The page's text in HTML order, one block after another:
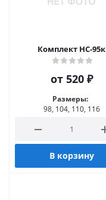
Комплект НС-95к
от 520 ₽
Размеры:
98, 104, 110, 116
В корзину